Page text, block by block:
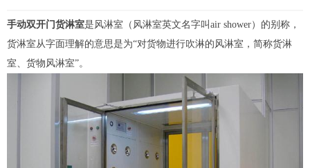
手动双开门货淋室是 风淋室 （风淋室英文名字叫air shower）的别称，
货淋室 从字面理解的意思是为“对货物进行吹淋的风淋室，简称货淋
室、 货物风淋室”。